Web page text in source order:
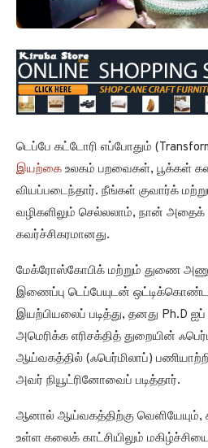
டெப்பே கட்டோரி எப்போதும்
இயற்கை உலகம் பறவைகள், பூக்கள்
வியப்படைந்தார். நீங்கள் குவார்க்
வழிகளிலும் செல்லலாம், நான்
கவர்ச்சிகரமானது.
மேக்ரோஸ்கோபிக் மற்றும் துணை
இணைப்பு டெப்பேயுடன்
இயற்பியலைப் படித்து, தனது Ph.D ஐப்
அமெரிக்க எரிசக்தித் துறையின்
ஆய்வகத்தில் (ஃபெர்மிலாப்)
அவர் நியூட்ரினோவைப் படித்தார்.
ஆனால் ஆய்வகத்திற்கு வெளியேயும்,
உள்ள கலைக் காட்சியிலும்